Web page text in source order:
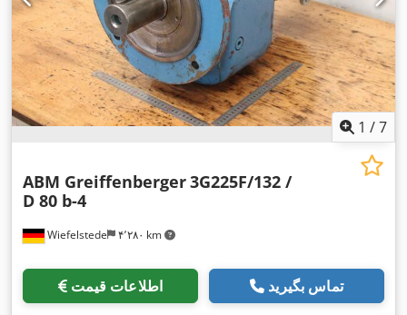
1 /7
Wiefelstede ۴٬۲۸۰ km
ABM Greiffenberger3G225F/132 /
D 80 b-4
اطلاعات قیمت تماس بگیرید